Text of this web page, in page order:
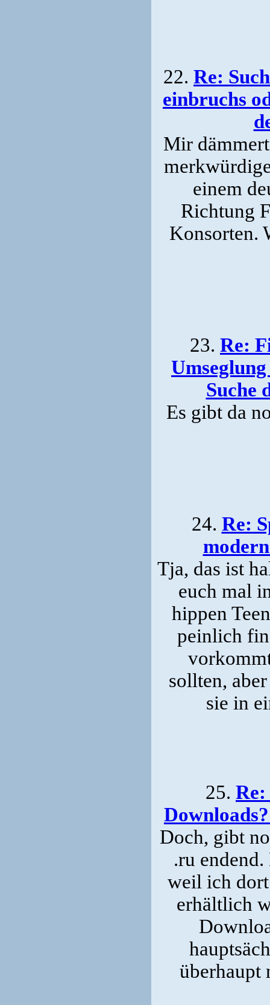
22. Re:
einbruchs
Mir
einem
Richtung
Konsorten.
23. Re:
Suche
Es gibt da
24. Re:
Tja, das ist
euch mal
hippen
peinlich
sollten,
sie in
25.
Doch, gibt
.ru
weil ich
erhältlich
überhaupt